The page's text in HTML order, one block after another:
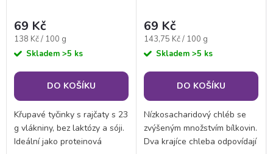
69 Kč
Měrná
cena:
138 Kč / 100 g
Skladem >5 ks
DO KOŠÍKU
Křupavé tyčinky s rajčaty s 23
g vlákniny, bez laktózy a sóji.
Ideální jako proteinová
69 Kč
Měrná
cena:
143,75 Kč / 100 g
Skladem >5 ks
DO KOŠÍKU
Nízkosacharidový chléb se
zvýšeným množstvím bílkovin.
Dva krajíce chleba odpovídají